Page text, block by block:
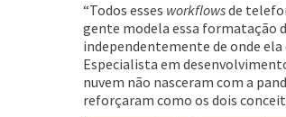
“Todos esses workflowsde
gente modela essa formatação
independentemente de onde ela
Especialista em
nuvem não nasceram com a
reforçaram como os dois